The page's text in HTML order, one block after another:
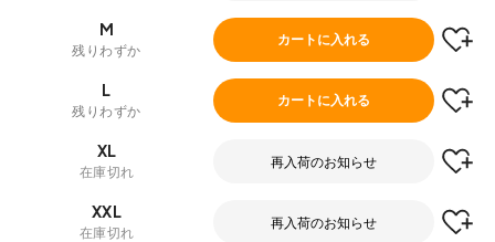
M
残りわずか
カートに入れる
L
残りわずか
カートに入れる
XL
在庫切れ
再入荷のお知らせ
XXL
在庫切れ
再入荷のお知らせ